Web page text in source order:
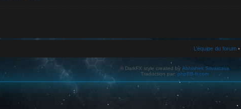
L’équipe du forum•
© DarkFX style created by Abhishek Srivastava
Traduction par: phpBB-fr.com